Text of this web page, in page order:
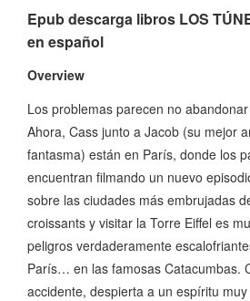
Epub descarga libros LOS
en español
Overview
Los problemas parecen no
Ahora, Cass junto a Jacob (su mejor
fantasma) están en París, donde los
encuentran filmando un nuevo
sobre las ciudades más embrujadas
croissants y visitar la Torre Eiffel es
peligros verdaderamente
París… en las famosas Catacumbas.
accidente, despierta a un espíritu